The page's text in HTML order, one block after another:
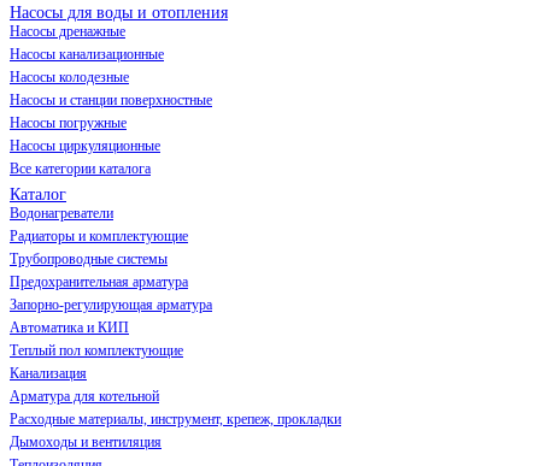
Насосы для воды и отопления
Насосы дренажные
Насосы канализационные
Насосы колодезные
Насосы и станции поверхностные
Насосы погружные
Насосы циркуляционные
Все категории каталога
Каталог
Водонагреватели
Радиаторы и комплектующие
Трубопроводные системы
Предохранительная арматура
Запорно-регулирующая арматура
Автоматика и КИП
Теплый пол комплектующие
Канализация
Арматура для котельной
Расходные материалы, инструмент, крепеж, прокладки
Дымоходы и вентиляция